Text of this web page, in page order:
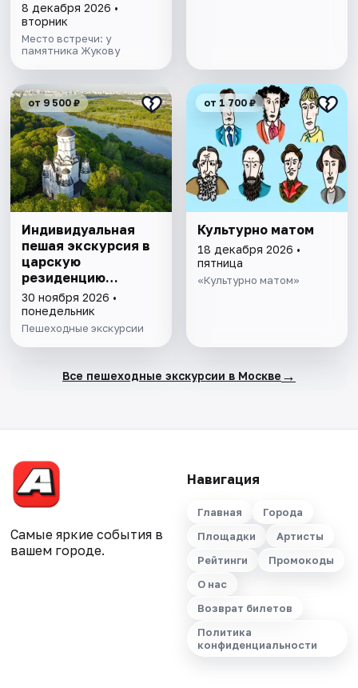
8 декабря 2026 •
вторник
Место встречи: у
памятника Жукову
от 9 500 ₽
Индивидуальная
пешая экскурсия в
царскую
резиденцию
Коломенское
30 ноября 2026 •
понедельник
Пешеходные экскурсии
от 1 700 ₽
Культурно матом
18 декабря 2026 •
пятница
«Культурно матом»
Все пешеходные экскурсии в Москве →
Самые яркие события в
вашем городе.
Навигация
Главная
Города
Площадки
Артисты
Рейтинги
Промокоды
О нас
Возврат билетов
Политика
конфиденциальности